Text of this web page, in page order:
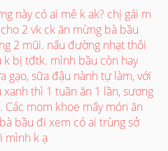
này có ai mê k ak? chị gái m
2 vk ck ăn mừng bà bầu
2 mũi. nấu đường nhạt thôi
k bị tđtk. mình bầu còn hay
gạo, sữa đậu nành tự làm, với
xanh thì 1 tuần ăn 1 lần, sương
Các mom khoe mấy món ăn
bầu đi xem có ai trùng sở
mình k ạ